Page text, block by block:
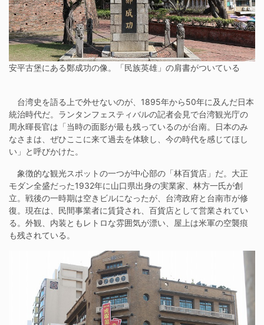
安平古堡にある鄭成功の像。「民族英雄」の肩書がついている
台湾史を語る上で外せないのが、1895年から50年に及んだ日本
統治時代だ。ランタンフェスティバルの記者会見で台湾観光庁の
周永暉長官は「当時の面影が最も残っているのが台南。日本のみ
なさまは、ぜひここに来て過去を体験し、今の時代を感じてほし
い」と呼びかけた。
象徴的な観光スポットの一つが中心部の「林百貨店」だ。大正
モダン全盛だった1932年に山口県出身の実業家、林方一氏が創
立。戦後の一時期は空きビルになったが、台湾政府と台南市が修
復。現在は、民間事業者に賃貸され、百貨店として営業されてい
る。外観、内装ともレトロな雰囲気が漂い、屋上は米軍の空襲痕
も残されている。